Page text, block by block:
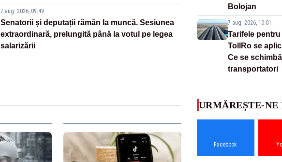
7 aug. 2026, 09:49
Senatorii și deputații rămân la muncă. Sesiunea
extraordinară, prelungită până la votul pe legea
salarizării
Bolojan
7 aug. 2026, 10:01
Tarifele
TollRo se
Ce se
transportatori
URMĂREȘTE-NE
Facebook